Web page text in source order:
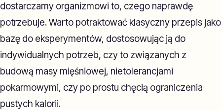
dostarczamy organizmowi to, czego naprawdę
potrzebuje. Warto potraktować klasyczny przepis jako
bazę do eksperymentów, dostosowując ją do
indywidualnych potrzeb, czy to związanych z
budową masy mięśniowej, nietolerancjami
pokarmowymi, czy po prostu chęcią ograniczenia
pustych kalorii.